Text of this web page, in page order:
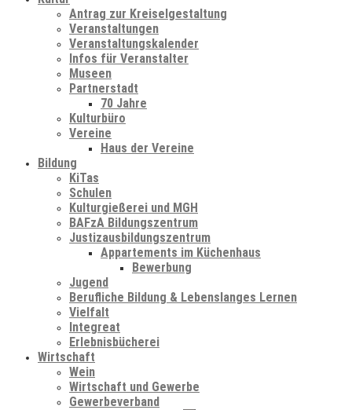
Antrag zur Kreiselgestaltung
Veranstaltungen
Veranstaltungskalender
Infos für Veranstalter
Museen
Partnerstadt
70 Jahre
Kulturbüro
Vereine
Haus der Vereine
Bildung
KiTas
Schulen
Kulturgießerei und MGH
BAFzA Bildungszentrum
Justizausbildungszentrum
Appartements im Küchenhaus
Bewerbung
Jugend
Berufliche Bildung & Lebenslanges Lernen
Vielfalt
Integreat
Erlebnisbücherei
Wirtschaft
Wein
Wirtschaft und Gewerbe
Gewerbeverband